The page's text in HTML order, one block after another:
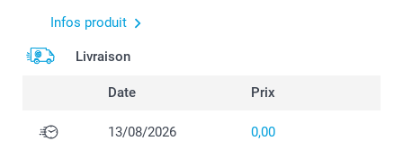
Infos produit
Livraison
Date Prix
13/08/2026 0,00